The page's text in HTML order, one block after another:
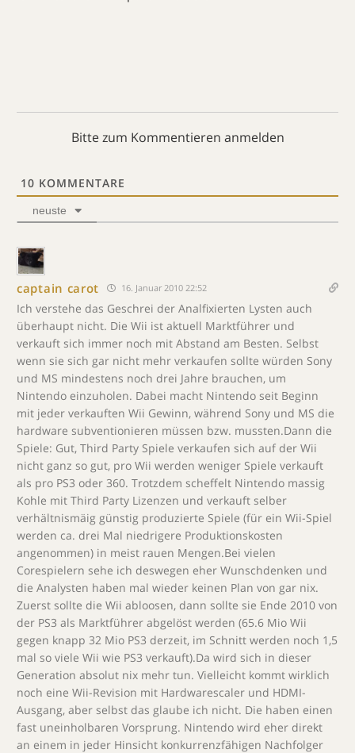
Bitte zum Kommentieren anmelden
10 KOMMENTARE
neuste
captain carot 16. Januar 2010 22:52
Ich verstehe das Geschrei der Analfixierten Lysten auch
überhaupt nicht. Die Wii ist aktuell Marktführer und
verkauft sich immer noch mit Abstand am Besten. Selbst
wenn sie sich gar nicht mehr verkaufen sollte würden Sony
und MS mindestens noch drei Jahre brauchen, um
Nintendo einzuholen. Dabei macht Nintendo seit Beginn
mit jeder verkauften Wii Gewinn, während Sony und MS die
hardware subventionieren müssen bzw. mussten.Dann die
Spiele: Gut, Third Party Spiele verkaufen sich auf der Wii
nicht ganz so gut, pro Wii werden weniger Spiele verkauft
als pro PS3 oder 360. Trotzdem scheffelt Nintendo massig
Kohle mit Third Party Lizenzen und verkauft selber
verhältnismäig günstig produzierte Spiele (für ein Wii-Spiel
werden ca. drei Mal niedrigere Produktionskosten
angenommen) in meist rauen Mengen.Bei vielen
Corespielern sehe ich deswegen eher Wunschdenken und
die Analysten haben mal wieder keinen Plan von gar nix.
Zuerst sollte die Wii abloosen, dann sollte sie Ende 2010 von
der PS3 als Marktführer abgelöst werden (65.6 Mio Wii
gegen knapp 32 Mio PS3 derzeit, im Schnitt werden noch 1,5
mal so viele Wii wie PS3 verkauft).Da wird sich in dieser
Generation absolut nix mehr tun. Vielleicht kommt wirklich
noch eine Wii-Revision mit Hardwarescaler und HDMI-
Ausgang, aber selbst das glaube ich nicht. Die haben einen
fast uneinholbaren Vorsprung. Nintendo wird eher direkt
an einem in jeder Hinsicht konkurrenzfähigen Nachfolger